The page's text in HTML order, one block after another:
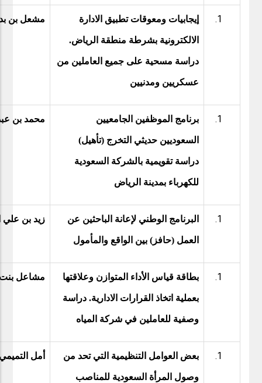
إيجابيات ومعوقات تطبيق الادارة
الالكترونية بشرطة منطقة الرياض.
دراسة مسحية على جميع العاملين من
عسكريين ومدنيين
مشعل بن
برنامج الموظفين الجامعيين
السعوديين حديثي التخرج (تأهيل)
دراسة تقويمية بالشركة السعودية
للكهرباء بمدينة الرياض
محمد بن
البرنامج الوطني لإعانة الباحثين عن
العمل (حافز) بين الواقع والمأمول
زيد بن علي
بطاقة قياس الأداء المتوازن وعلاقتها
بعملية اتخاذ القرارات الادارية. دراسة
وصفية للعاملين في شركة المياه
مشاعل
بعض العوامل التنظيمية التي تحد من
وصول المرأة السعودية للمناصب
أمل